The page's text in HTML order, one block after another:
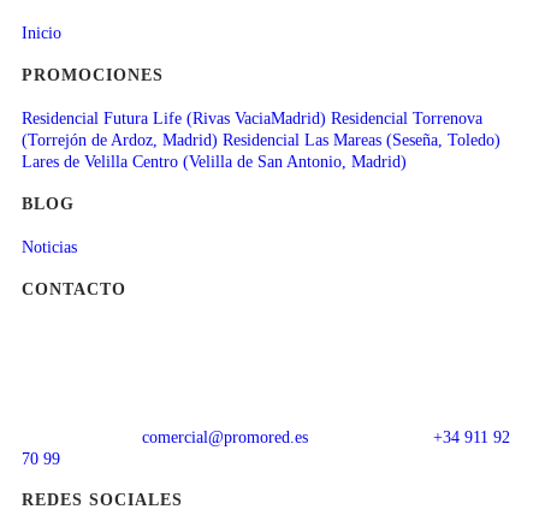
Inicio
PROMOCIONES
Residencial Futura Life (Rivas VaciaMadrid) Residencial Torrenova
(Torrejón de Ardoz, Madrid) Residencial Las Mareas (Seseña, Toledo)
Lares de Velilla Centro (Velilla de San Antonio, Madrid)
BLOG
Noticias
CONTACTO
comercial@promored.es
+34 911 92
70 99
REDES SOCIALES